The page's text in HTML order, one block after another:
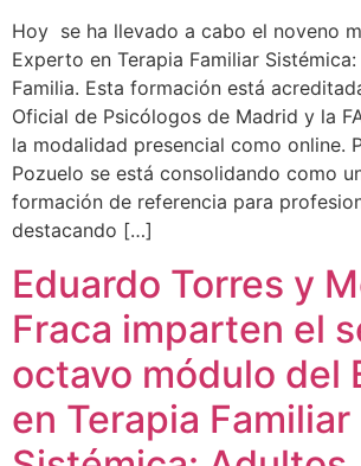
Hoy se ha llevado a cabo el noveno
Experto en Terapia Familiar
Familia. Esta formación está
Oficial de Psicólogos de Madrid y la
la modalidad presencial como online.
Pozuelo se está consolidando como
formación de referencia para
destacando […]
Eduardo Torres y
Fraca imparten el
octavo módulo del
en Terapia Familiar